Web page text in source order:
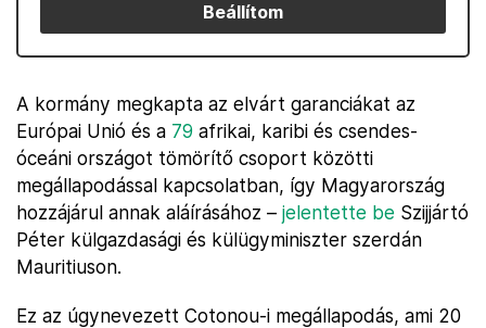
Beállítom
A kormány megkapta az elvárt garanciákat az
Európai Unió és a 79 afrikai, karibi és csendes-
óceáni országot tömörítő csoport közötti
megállapodással kapcsolatban, így Magyarország
hozzájárul annak aláírásához – jelentette be Szijjártó
Péter külgazdasági és külügyminiszter szerdán
Mauritiuson.
Ez az úgynevezett Cotonou-i megállapodás, ami 20